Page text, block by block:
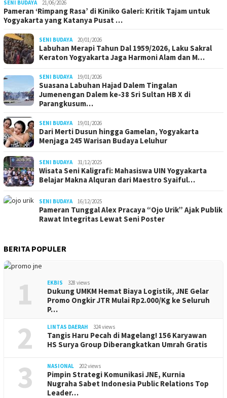
SENI BUDAYA 21/06/2026
Pameran ‘Rimpang Rasa’ di Kiniko Galeri: Kritik Tajam untuk
Yogyakarta yang Katanya Pusat …
SENI BUDAYA 20/01/2026
Labuhan Merapi Tahun Dal 1959/2026, Laku Sakral
Keraton Yogyakarta Jaga Harmoni Alam dan M…
SENI BUDAYA 19/01/2026
Suasana Labuhan Hajad Dalem Tingalan
Jumenengan Dalem ke-38 Sri Sultan HB X di
Parangkusum…
SENI BUDAYA 19/01/2026
Dari Merti Dusun hingga Gamelan, Yogyakarta
Menjaga 245 Warisan Budaya Leluhur
SENI BUDAYA 31/12/2025
Wisata Seni Kaligrafi: Mahasiswa UIN Yogyakarta
Belajar Makna Alquran dari Maestro Syaiful…
SENI BUDAYA 16/12/2025
Pameran Tunggal Alex Pracaya “Ojo Urik” Ajak Publik
Rawat Integritas Lewat Seni Poster
BERITA POPULER
1 EKBIS 328 views
Dukung UMKM Hemat Biaya Logistik, JNE Gelar
Promo Ongkir JTR Mulai Rp2.000/Kg ke Seluruh
P…
2 LINTAS DAERAH 324 views
Tangis Haru Pecah di Magelang! 156 Karyawan
HS Surya Group Diberangkatkan Umrah Gratis
3 NASIONAL 202 views
Pimpin Strategi Komunikasi JNE, Kurnia
Nugraha Sabet Indonesia Public Relations Top
Leader…